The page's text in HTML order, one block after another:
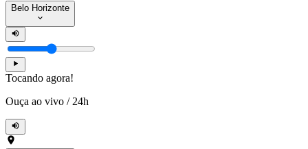
Belo Horizonte
Tocando agora!
Ouça ao vivo / 24h